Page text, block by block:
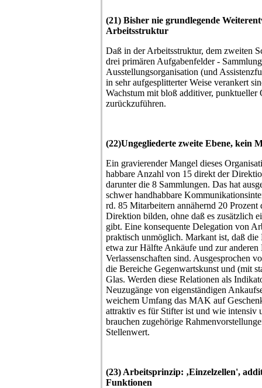
(21) Bisher nie grundlegende
Arbeitsstruktur
Daß in der Arbeitsstruktur, dem zweiten
drei primären Aufgabenfelder -
Ausstellungsorganisation (und
in sehr aufgesplitterter Weise verankert
Wachstum mit bloß additiver, punktueller
zurückzuführen.
(22)Ungegliederte zweite Ebene, kein
Ein gravierender Mangel dieses
habbare Anzahl von 15 direkt der
darunter die 8 Sammlungen. Das hat
schwer handhabbare
rd. 85 Mitarbeitern annähernd 20 Prozent
Direktion bilden, ohne daß es zusätzlich
gibt. Eine konsequente Delegation von
praktisch unmöglich. Markant ist, daß
etwa zur Hälfte Ankäufe und zur anderen
Verlassenschaften sind. Ausgesprochen
die Bereiche Gegenwartskunst und (mit
Glas. Werden diese Relationen als
Neuzugänge von eigenständigen
weichem Umfang das MAK auf
attraktiv es für Stifter ist und wie intensiv
brauchen zugehörige
Stellenwert.
(23) Arbeitsprinzip: ‚Einzelzellen',
Funktionen